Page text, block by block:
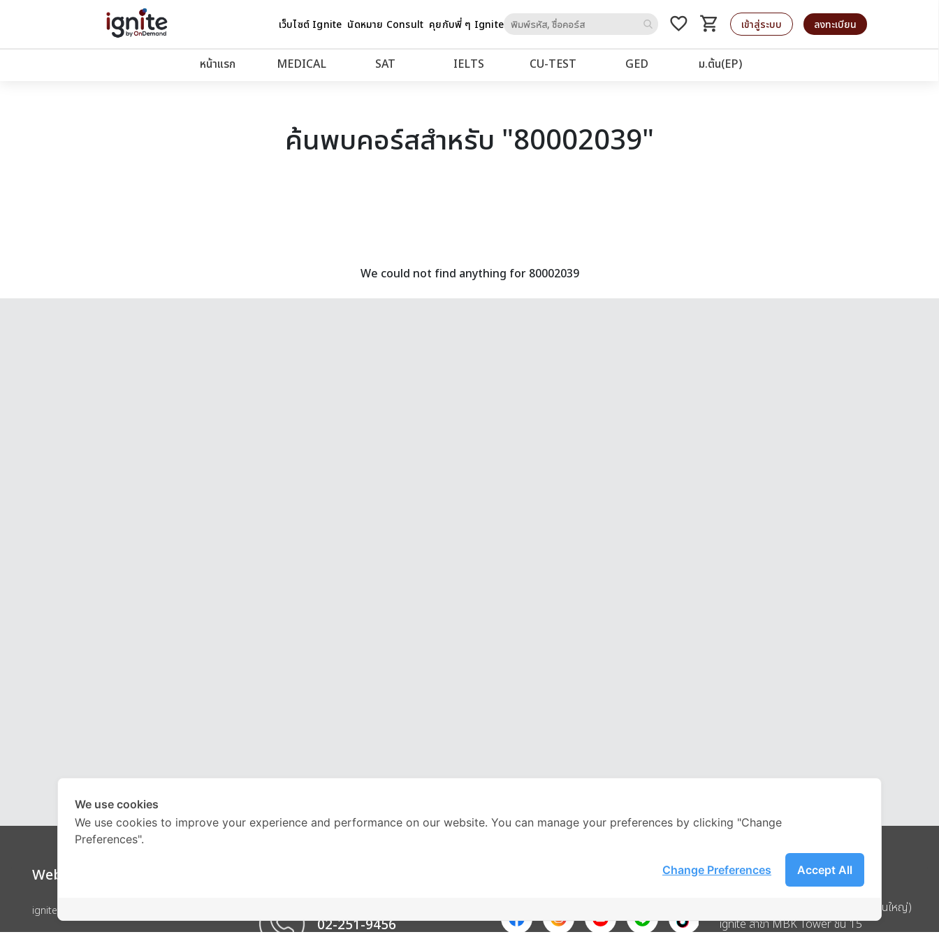
เว็บไซต์ Ignite นัดหมาย Consult คุยกับพี่ ๆ Igniteto
favorite_border shopping_cart
รถเข็น เข้าสู่ระบบ ลงทะเบียน
หน้าแรก MEDICAL SAT IELTS CU‑TEST GED ม.ต้น(EP)
ค้นพบคอร์สสำหรับ "80002039"
We could not find anything for 80002039
Website
ignite by OnDemand
02-251-9456
Address
บริษัท อิกไนท์ เอ สตาร์ จำกัด (สำนักงานใหญ่)
ignite สาขา MBK Tower ชั้น 15
We use cookies
We use cookies to improve your experience and performance on our website. You can manage your preferences by clicking "Change
Preferences".
Accept All
Change Preferences